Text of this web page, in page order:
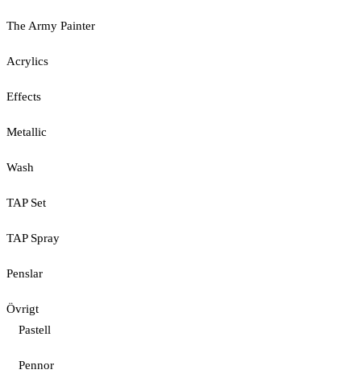
The Army Painter
Acrylics
Effects
Metallic
Wash
TAP Set
TAP Spray
Penslar
Övrigt
Pastell
Pennor